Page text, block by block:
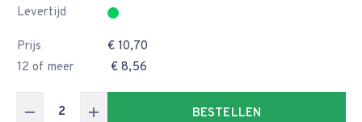
Levertijd
Prijs
€ 10,70
12 of meer
€ 8,56
BESTELLEN